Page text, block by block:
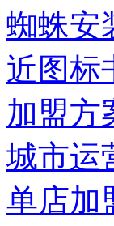
蜘蛛
近图
加盟方
城市
单店